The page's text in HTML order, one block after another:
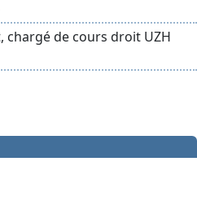
chargé de cours droit UZH